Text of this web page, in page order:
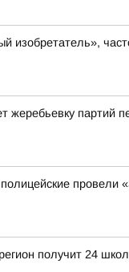
изобретатель»,
жеребьевку партий
провели
получит 24